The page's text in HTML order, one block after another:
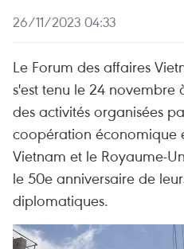
26/11/2023 04:33
Le Forum des affaires
s'est tenu le 24
des activités organisées
coopération économique
Vietnam et le Royaume-
le 50e anniversaire de
diplomatiques.